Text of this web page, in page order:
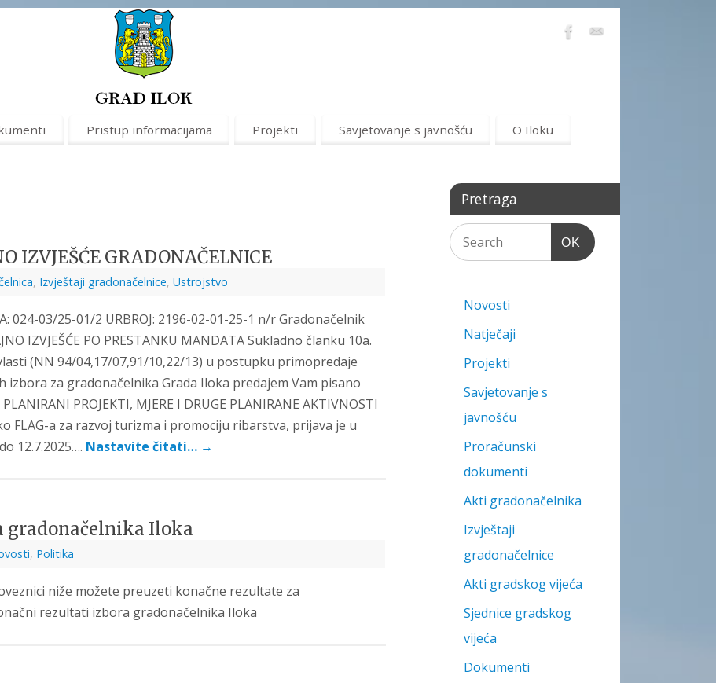
Pristup informacijama Projekti Savjetovanje s javnošću O Iloku
IZVJEŠĆE GRADONAČELNICE
, Izvještaji gradonačelnice, Ustrojstvo
024-03/25-01/2 URBROJ: 2196-02-01-25-1 n/r Gradonačelnik
IZVJEŠĆE PO PRESTANKU MANDATA Sukladno članku 10a.
(NN 94/04,17/07,91/10,22/13) u postupku primopredaje
za gradonačelnika Grada Iloka predajem Vam pisano
PROJEKTI, MJERE I DRUGE PLANIRANE AKTIVNOSTI
FLAG-a za razvoj turizma i promociju ribarstva, prijava je u
12.7.2025…. Nastavite čitati… →
gradonačelnika Iloka
, Politika
niže možete preuzeti konačne rezultate za
rezultati izbora gradonačelnika Iloka
Pretraga
OK
Novosti
Natječaji
Projekti
Savjetovanje s
javnošću
Proračunski
dokumenti
Akti gradonačelnika
Izvještaji
gradonačelnice
Akti gradskog vijeća
Sjednice gradskog
vijeća
Dokumenti